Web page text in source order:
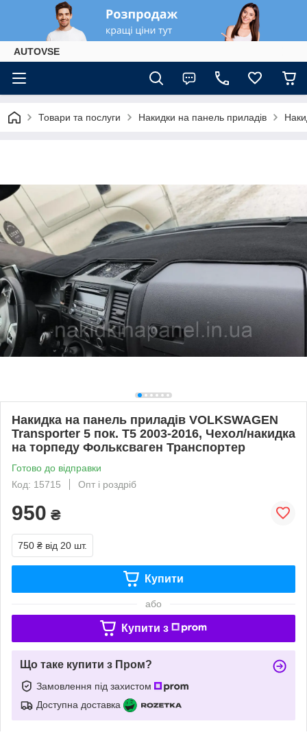
AUTOVSE
Товари та послуги Накидки на панель приладів
Накидка на панель приладів VOLKSWAGEN
Transporter 5 пок. T5 2003-2016, Чехол/накидка
на торпеду Фольксваген Транспортер
Готово до відправки
Код: 15715
Опт і роздріб
950 ₴
750 ₴ від 20 шт.
Купити
або
Купити з
Що таке купити з Пром?
Замовлення під захистом
Доступна доставка